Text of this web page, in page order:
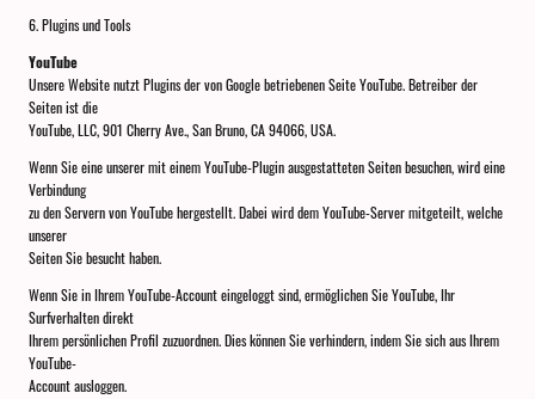
6. Plugins und Tools
YouTube
Unsere Website nutzt Plugins der von Google betriebenen Seite YouTube. Betreiber der
Seiten ist die
YouTube, LLC, 901 Cherry Ave., San Bruno, CA 94066, USA.
Wenn Sie eine unserer mit einem YouTube-Plugin ausgestatteten Seiten besuchen, wird eine
Verbindung
zu den Servern von YouTube hergestellt. Dabei wird dem YouTube-Server mitgeteilt, welche
unserer
Seiten Sie besucht haben.
Wenn Sie in Ihrem YouTube-Account eingeloggt sind, ermöglichen Sie YouTube, Ihr
Surfverhalten direkt
Ihrem persönlichen Profil zuzuordnen. Dies können Sie verhindern, indem Sie sich aus Ihrem
YouTube-
Account ausloggen.